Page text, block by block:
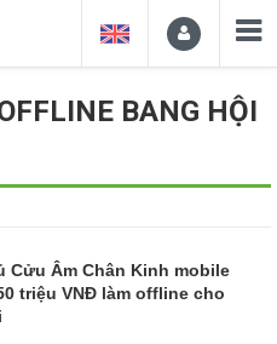
BANG HỘI
Cửu Âm Chân Kinh mobile
triệu VNĐ làm offline cho